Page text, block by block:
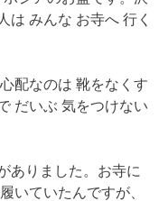
は みんな お寺へ 行く
配なのは 靴をなくす
だいぶ 気をつけない
ありました。お寺に
いていたんですが、